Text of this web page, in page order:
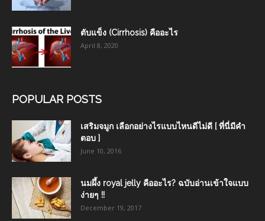
ตับแข็ง (Cirrhosis) คืออะไร
April 8, 2020
POPULAR POSTS
เสริมจมูก เลือกอย่างไรแบบไหนดีไม่ดี [ ที่นี่มีคำ
ตอบ ]
June 10, 2016
นมผึ้ง royal jelly คืออะไร? ฉบับอ่านเข้าใจแบบ
ง่ายๆ !!
December 19, 2017